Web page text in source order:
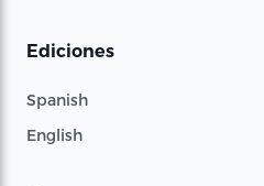
Ediciones
Spanish
English